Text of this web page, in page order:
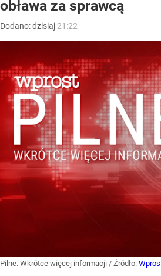
obława za sprawcą
Dodano:dzisiaj 21:22
Pilne. Wkrótce więcej informacji / Źródło: